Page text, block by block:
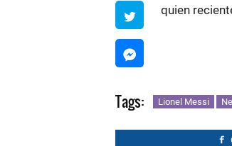
quien
Tags: Lionel Messi